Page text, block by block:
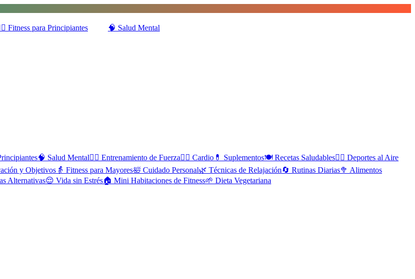
Fitness para Principiantes 🧠 Salud Mental
🧠 Salud Mental🏋️‍♂️ Entrenamiento de Fuerza🏃‍♀️ Cardio 💊 Suplementos🍽️ Recetas Saludables🚴‍♀️ Deportes al Aire
y Objetivos 👵 Fitness para Mayores🛀 Cuidado Personal🌿 Técnicas de Relajación🔄 Rutinas Diarias🥦 Alimentos
Alternativas😌 Vida sin Estrés🏠 Mini Habitaciones de Fitness🌱 Dieta Vegetariana